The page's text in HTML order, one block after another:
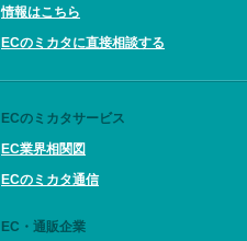
情報はこちら
ECのミカタに直接相談する
ECのミカタサービス
EC業界相関図
ECのミカタ通信
EC・通販企業